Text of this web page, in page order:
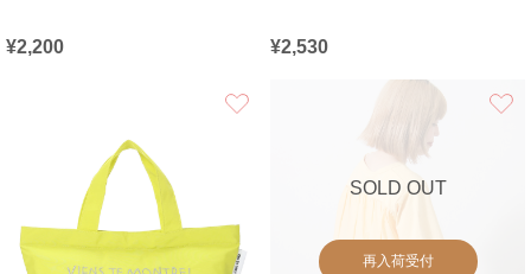
¥2,200 ¥2,530
SOLD OUT
再入荷受付